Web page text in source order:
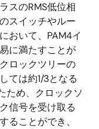
スのRMS低位相
スイッチやルー
おいて、PAM4イ
に満たすことが
ロックツリーの
ては約1/3となる
ため、クロックソ
信号を受け取る
ることができ、